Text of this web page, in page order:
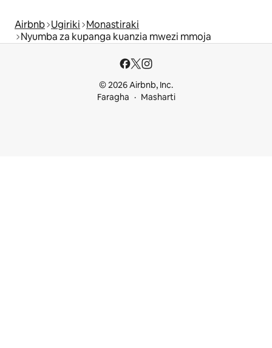
Airbnb Ugiriki Monastiraki
Nyumba za kupanga kuanzia mwezi mmoja
© 2026 Airbnb, Inc.
Faragha
Masharti